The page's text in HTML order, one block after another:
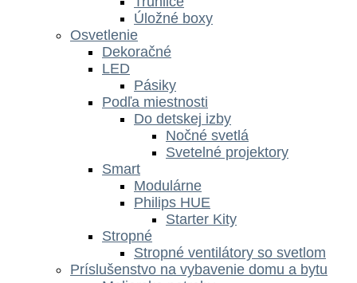
Úložné boxy
Osvetlenie
Dekoračné
LED
Pásiky
Podľa miestnosti
Do detskej izby
Nočné svetlá
Svetelné projektory
Smart
Modulárne
Philips HUE
Starter Kity
Stropné
Stropné ventilátory so svetlom
Príslušenstvo na vybavenie domu a bytu